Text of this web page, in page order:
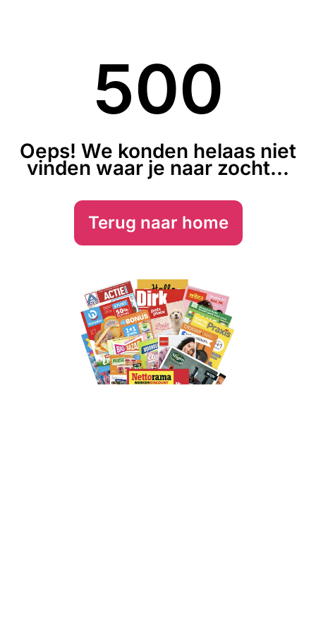
500
Oeps! We konden helaas niet
vinden waar je naar zocht...
Terug naar home